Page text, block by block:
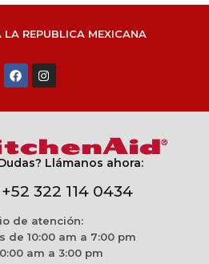
LA REPUBLICA MEXICANA
Llámanos ahora:
+52 322 114 0434
de atención:
de 10:00 am a 7:00 pm
am a 3:00 pm